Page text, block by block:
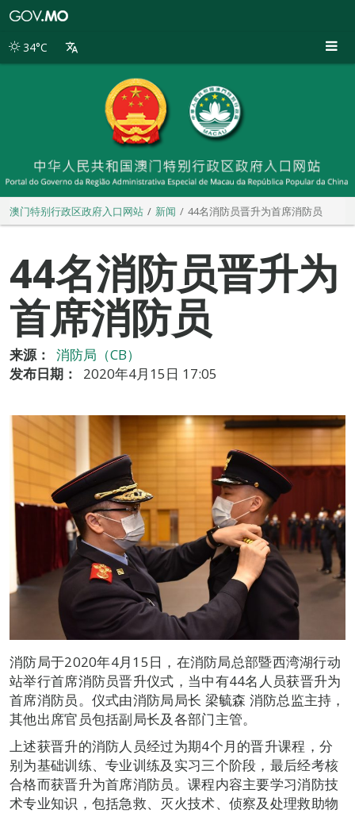
别
34°C
澳门特别行政区政府入口网站 新闻 44名消防员晋升为首席消防员
44名消防员晋升为
首席消防员
来源：
消防局（CB）
发布日期：
2020年4月15日 17:05
消防局于2020年4月15日，在消防局总部暨西湾湖行动
站举行首席消防员晋升仪式，当中有44名人员获晋升为
首席消防员。仪式由消防局局长 梁毓森 消防总监主持，
其他出席官员包括副局长及各部门主管。
上述获晋升的消防人员经过为期4个月的晋升课程，分
别为基础训练、专业训练及实习三个阶段，最后经考核
合格而获晋升为首席消防员。课程内容主要学习消防技
术专业知识，包括急救、灭火技术、侦察及处理救助物